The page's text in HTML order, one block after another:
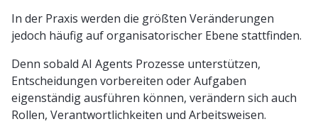
In der Praxis werden die größten Veränderungen
jedoch häufig auf organisatorischer Ebene stattfinden.
Denn sobald AI Agents Prozesse unterstützen,
Entscheidungen vorbereiten oder Aufgaben
eigenständig ausführen können, verändern sich auch
Rollen, Verantwortlichkeiten und Arbeitsweisen.